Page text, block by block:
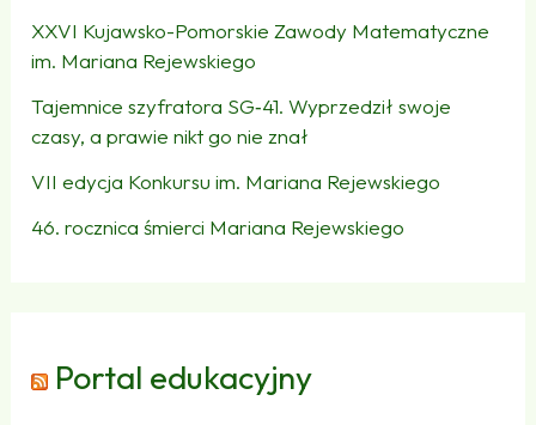
XXVI Kujawsko-Pomorskie Zawody Matematyczne
im. Mariana Rejewskiego
Tajemnice szyfratora SG‑41. Wyprzedził swoje
czasy, a prawie nikt go nie znał
VII edycja Konkursu im. Mariana Rejewskiego
46. rocznica śmierci Mariana Rejewskiego
Portal edukacyjny